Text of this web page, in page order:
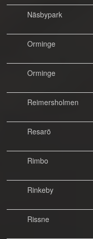
Näsbypark
Orminge
Orminge
Reimersholmen
Resarö
Rimbo
Rinkeby
Rissne